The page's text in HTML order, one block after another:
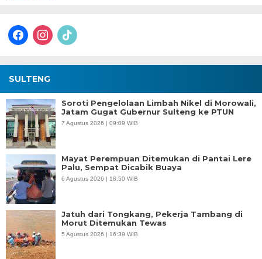
facebookinstagram
tiktok
SULTENG
Soroti Pengelolaan Limbah Nikel di Morowali,
Jatam Gugat Gubernur Sulteng ke PTUN
7 Agustus 2026 | 09:09 WIB
Mayat Perempuan Ditemukan di Pantai Lere
Palu, Sempat Dicabik Buaya
6 Agustus 2026 | 18:50 WIB
Jatuh dari Tongkang, Pekerja Tambang di
Morut Ditemukan Tewas
5 Agustus 2026 | 16:39 WIB